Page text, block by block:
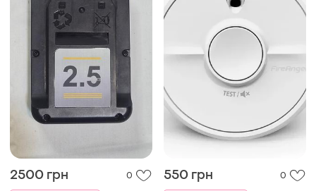
2500 грн
0
550 грн
0